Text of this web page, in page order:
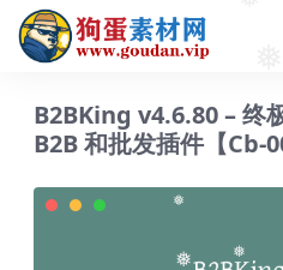
❅
❅
B2BKing v4.6.80 – 终
B2B 和批发插件【Cb-